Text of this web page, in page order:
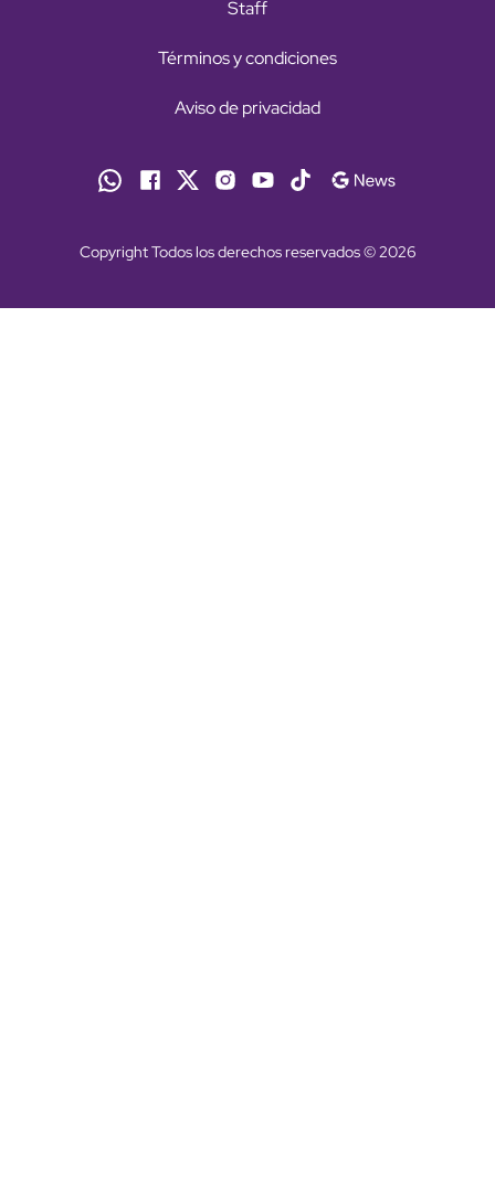
Staff
Términos y condiciones
Aviso de privacidad
Copyright Todos los derechos reservados © 2026